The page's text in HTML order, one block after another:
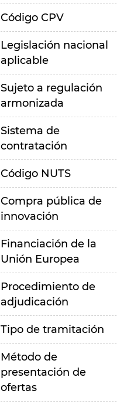
Código CPV
Legislación nacional
aplicable
Sujeto a regulación
armonizada
Sistema de
contratación
Código NUTS
Compra pública de
innovación
Financiación de la
Unión Europea
Procedimiento de
adjudicación
Tipo de tramitación
Método de
presentación de
ofertas